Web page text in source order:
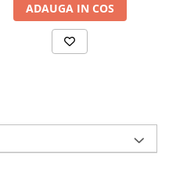
ADAUGA IN COS